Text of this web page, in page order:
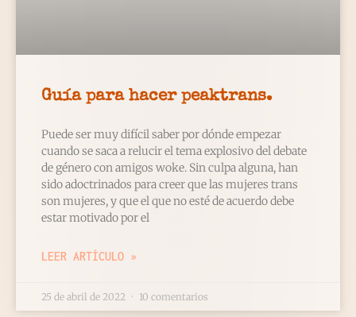
Guía para hacer peaktrans.
Puede ser muy difícil saber por dónde empezar
cuando se saca a relucir el tema explosivo del debate
de género con amigos woke. Sin culpa alguna, han
sido adoctrinados para creer que las mujeres trans
son mujeres, y que el que no esté de acuerdo debe
estar motivado por el
LEER ARTÍCULO »
25 de abril de 2022 10 comentarios